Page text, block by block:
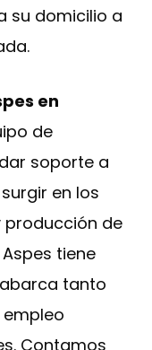
su domicilio a
en
de
soporte a
en los
producción de
tiene
tanto
Contamos